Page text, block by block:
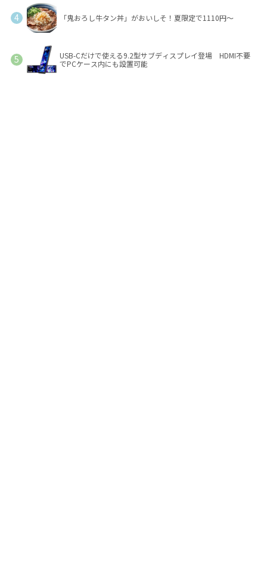
「鬼おろし牛タン丼」がおいしそ！夏限定で1110円～
USB-Cだけで使える9.2型サブディスプレイ登場 HDMI不要
でPCケース内にも設置可能